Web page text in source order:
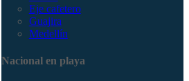
Eje cafetero
Guajira
Medellín
Nacional en playa